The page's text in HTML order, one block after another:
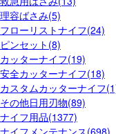
理容ばさみ(5)
フローリストナイフ(24)
ピンセット(8)
カッターナイフ(19)
安全カッターナイフ(18)
カスタムカッターナイフ
その他日用刃物(89)
ナイフ用品(1377)